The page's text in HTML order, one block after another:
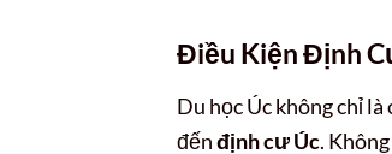
Điều Kiện Định
Du học Úc không chỉ
đếnđịnh cư Úc.